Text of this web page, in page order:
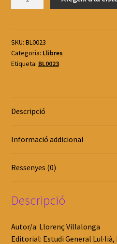
íntimo
de
Madame
SKU: BL0023
Categoria: Llibres
Etiqueta: BL0023
Descripció
Informació addicional
Ressenyes (0)
Descripció
Autor/a: Llorenç Villalonga
Editorial: Estudi General Lul·lià,